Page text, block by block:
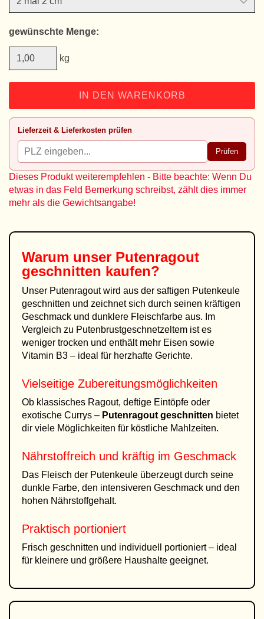
gewünschte Menge:
kg
IN DEN WARENKORB
Lieferzeit & Lieferkosten prüfen
Prüfen
Dieses Produkt weiterempfehlen - Bitte beachte: Wenn Du
etwas in das Feld Bemerkung schreibst, zählt dies immer
mehr als die Gewichtsangabe!
Warum unser Putenragout
geschnitten kaufen?
Unser Putenragout wird aus der saftigen Putenkeule
geschnitten und zeichnet sich durch seinen kräftigen
Geschmack und dunklere Fleischfarbe aus. Im
Vergleich zu Putenbrustgeschnetzeltem ist es
weniger trocken und enthält mehr Eisen sowie
Vitamin B3 – ideal für herzhafte Gerichte.
Vielseitige Zubereitungsmöglichkeiten
Ob klassisches Ragout, deftige Eintöpfe oder
exotische Currys – Putenragout geschnitten bietet
dir viele Möglichkeiten für köstliche Mahlzeiten.
Nährstoffreich und kräftig im Geschmack
Das Fleisch der Putenkeule überzeugt durch seine
dunkle Farbe, den intensiveren Geschmack und den
hohen Nährstoffgehalt.
Praktisch portioniert
Frisch geschnitten und individuell portioniert – ideal
für kleinere und größere Haushalte geeignet.